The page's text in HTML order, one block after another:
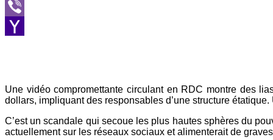
Message
Viber
Une vidéo compromettante circulant en RDC montre des
dollars, impliquant des responsables d’une structure
C’est un scandale qui secoue les plus hautes sphères du
actuellement sur les réseaux sociaux et alimenterait de